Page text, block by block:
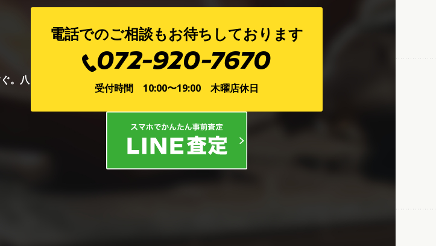
。八
電話でのご相談もお待ちしております
072-920-7670
受付時間 10:00〜19:00 木曜店休日